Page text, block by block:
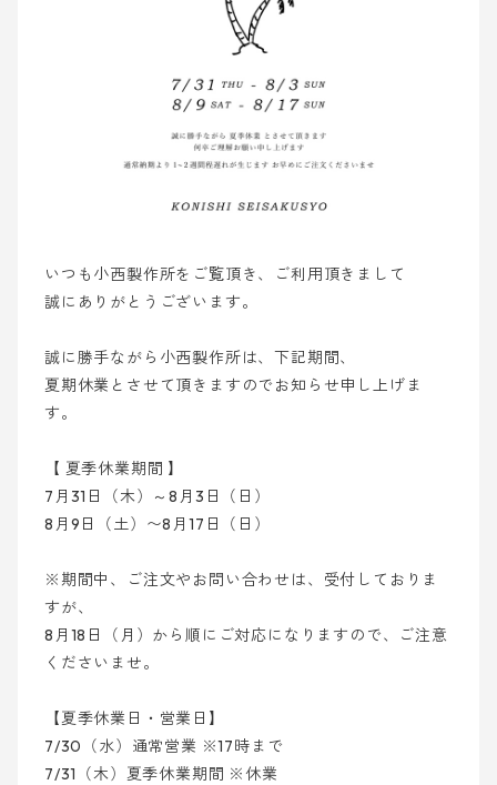
いつも小西製作所をご覧頂き、ご利用頂きまして
誠にありがとうございます。
誠に勝手ながら小西製作所は、下記期間、
夏期休業とさせて頂きますのでお知らせ申し上げま
す。
【 夏季休業期間 】
7月31日（木）～8月3日（日）
8月9日（土）〜8月17日（日）
※期間中、
ご注文やお問い合わせは、受付しておりま
すが、
8月18日（月） から順にご対応になりますので、
ご注意
くださいませ。
【夏季休業日・営業日】
7/30（水） 通常営業 ※17時まで
7/31（木） 夏季休業期間 ※休業